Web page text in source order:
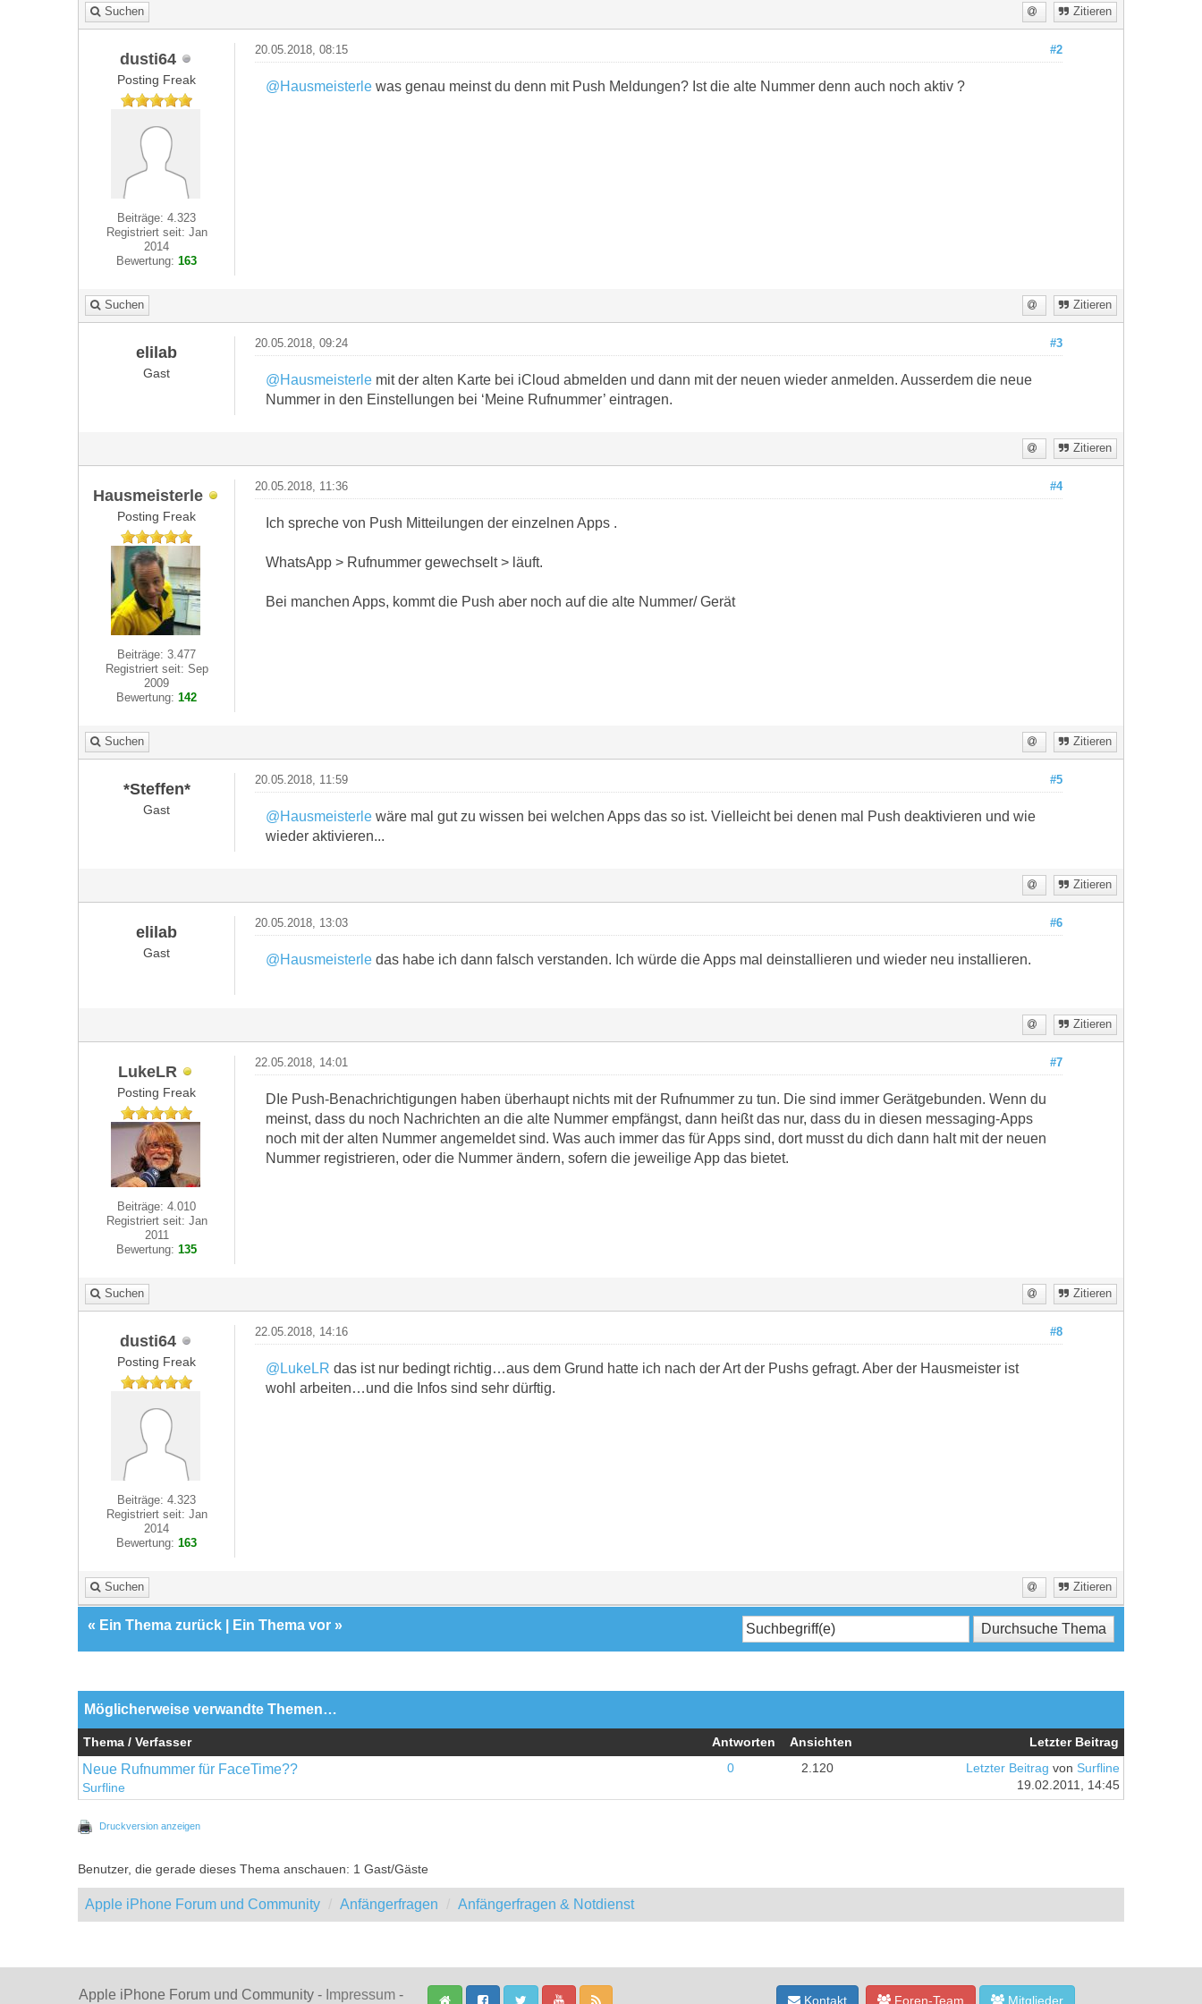
Suchen Zitieren
dusti64
Posting Freak
Beiträge: 4.323
Registriert seit: Jan
2014
Bewertung:163
#2
20.05.2018, 08:15
@Hausmeisterlewas genau meinst du denn mit Push Meldungen? Ist die alte Nummer denn auch noch aktiv ?
Suchen Zitieren
elilab
Gast
#3
20.05.2018, 09:24
@Hausmeisterlemit der alten Karte bei iCloud abmelden und dann mit der neuen wieder anmelden. Ausserdem die neue
Nummer in den Einstellungen bei ‘Meine Rufnummer’ eintragen.
Zitieren
Hausmeisterle
Posting Freak
Beiträge: 3.477
Registriert seit: Sep
2009
Bewertung:142
#4
20.05.2018, 11:36
Ich spreche von Push Mitteilungen der einzelnen Apps .
WhatsApp > Rufnummer gewechselt > läuft.
Bei manchen Apps, kommt die Push aber noch auf die alte Nummer/ Gerät
Suchen Zitieren
*Steffen*
Gast
#5
20.05.2018, 11:59
@Hausmeisterlewäre mal gut zu wissen bei welchen Apps das so ist. Vielleicht bei denen mal Push deaktivieren und wie
wieder aktivieren...
Zitieren
elilab
Gast
#6
20.05.2018, 13:03
@Hausmeisterledas habe ich dann falsch verstanden. Ich würde die Apps mal deinstallieren und wieder neu installieren.
Zitieren
LukeLR
Posting Freak
Beiträge: 4.010
Registriert seit: Jan
2011
Bewertung:135
#7
22.05.2018, 14:01
DIe Push-Benachrichtigungen haben überhaupt nichts mit der Rufnummer zu tun. Die sind immer Gerätgebunden. Wenn du
meinst, dass du noch Nachrichten an die alte Nummer empfängst, dann heißt das nur, dass du in diesen messaging-Apps
noch mit der alten Nummer angemeldet sind. Was auch immer das für Apps sind, dort musst du dich dann halt mit der neuen
Nummer registrieren, oder die Nummer ändern, sofern die jeweilige App das bietet.
Suchen Zitieren
dusti64
Posting Freak
Beiträge: 4.323
Registriert seit: Jan
2014
Bewertung:163
#8
22.05.2018, 14:16
@LukeLR das ist nur bedingt richtig…aus dem Grund hatte ich nach der Art der Pushs gefragt. Aber der Hausmeister ist
wohl arbeiten…und die Infos sind sehr dürftig.
Suchen Zitieren
« Ein Thema zurück Ein Thema vor »
Möglicherweise verwandte Themen…
Thema / Verfasser Antworten Ansichten Letzter Beitrag
Neue Rufnummer für FaceTime??
Surfline
0 2.120 Letzter Beitrag von Surfline
19.02.2011, 14:45
Druckversion anzeigen
Benutzer, die gerade dieses Thema anschauen: 1 Gast/Gäste
Apple iPhone Forum und Community Anfängerfragen Anfängerfragen & Notdienst
Apple iPhone Forum und Community - Impressum - Kontakt Foren-Team Mitglieder